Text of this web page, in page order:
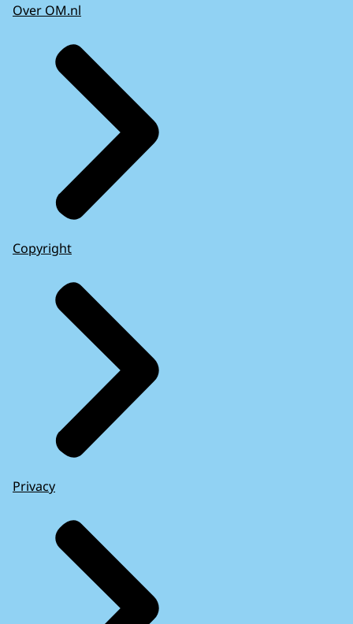
Over OM.nl
Copyright
Privacy